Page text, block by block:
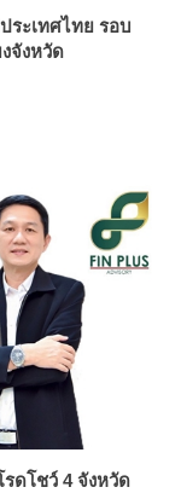
ะเทศไทย รอบ
จังหวัด
ดโชว์ 4 จังหวัด